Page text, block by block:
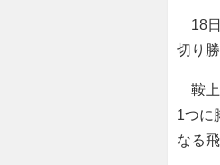
18日
切り
鞍上
1つに
なる